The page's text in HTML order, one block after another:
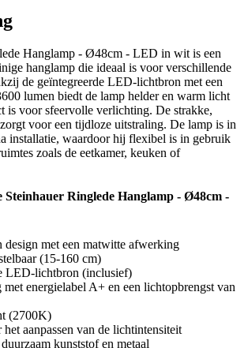
Hanglamp - Ø48cm - LED in wit is een
hanglamp die ideaal is voor verschillende
de geïntegreerde LED-lichtbron met een
lumen biedt de lamp helder en warm licht
is voor sfeervolle verlichting. De strakke,
voor een tijdloze uitstraling. De lamp is in
installatie, waardoor hij flexibel is in gebruik
zoals de eetkamer, keuken of
Steinhauer Ringlede Hanglamp - Ø48cm -
design met een matwitte afwerking
(15-160 cm)
LED-lichtbron (inclusief)
energielabel A+ en een lichtopbrengst van
(2700K)
aanpassen van de lichtintensiteit
kunststof en metaal